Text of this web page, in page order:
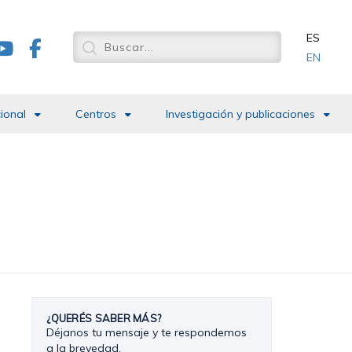
ES
EN
Centros Investigación y publicaciones
¿QUERÉS SABER MÁS?
Déjanos tu mensaje y te respondemos
a la brevedad.